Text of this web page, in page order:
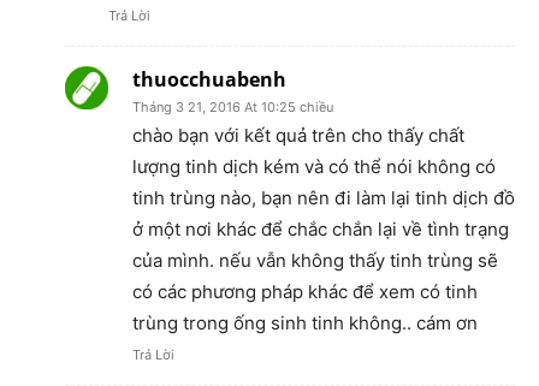
Trả Lời
thuocchuabenh
Tháng 3 21, 2016 At 10:25 chiều
chào bạn với kết quả trên cho thấy chất
lượng tinh dịch kém và có thể nói không có
tinh trùng nào, bạn nên đi làm lại tinh dịch đồ
ở một nơi khác để chắc chắn lại về tình trạng
của mình. nếu vẫn không thấy tinh trùng sẽ
có các phương pháp khác để xem có tinh
trùng trong ống sinh tinh không.. cám ơn
Trả Lời